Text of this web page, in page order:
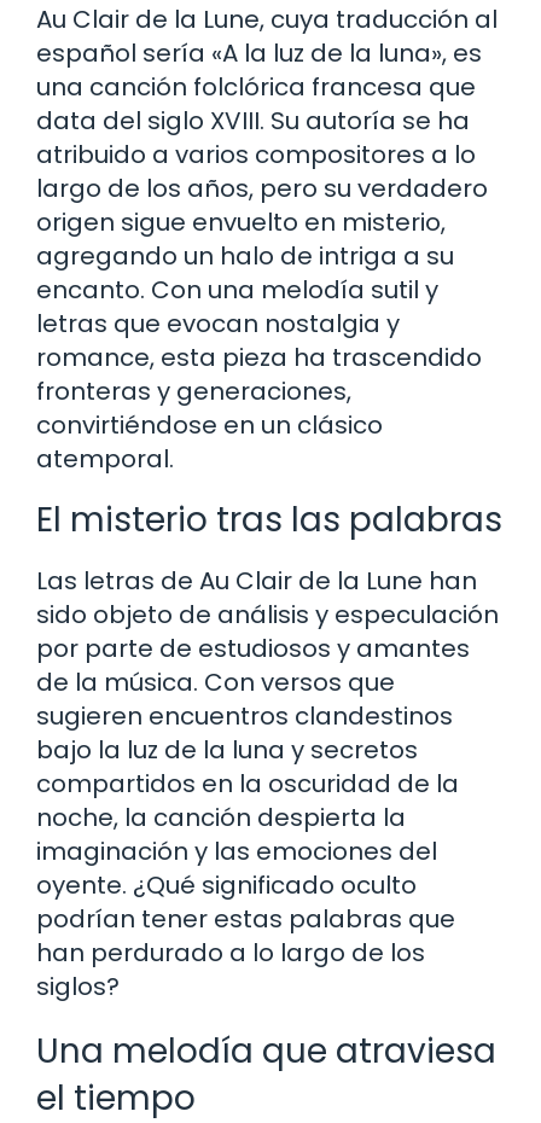
Au Clair de la Lune, cuya traducción al
español sería «A la luz de la luna», es
una canción folclórica francesa que
data del siglo XVIII. Su autoría se ha
atribuido a varios compositores a lo
largo de los años, pero su verdadero
origen sigue envuelto en misterio,
agregando un halo de intriga a su
encanto. Con una melodía sutil y
letras que evocan nostalgia y
romance, esta pieza ha trascendido
fronteras y generaciones,
convirtiéndose en un clásico
atemporal.
El misterio tras las palabras
Las letras de Au Clair de la Lune han
sido objeto de análisis y especulación
por parte de estudiosos y amantes
de la música. Con versos que
sugieren encuentros clandestinos
bajo la luz de la luna y secretos
compartidos en la oscuridad de la
noche, la canción despierta la
imaginación y las emociones del
oyente. ¿Qué significado oculto
podrían tener estas palabras que
han perdurado a lo largo de los
siglos?
Una melodía que atraviesa
el tiempo